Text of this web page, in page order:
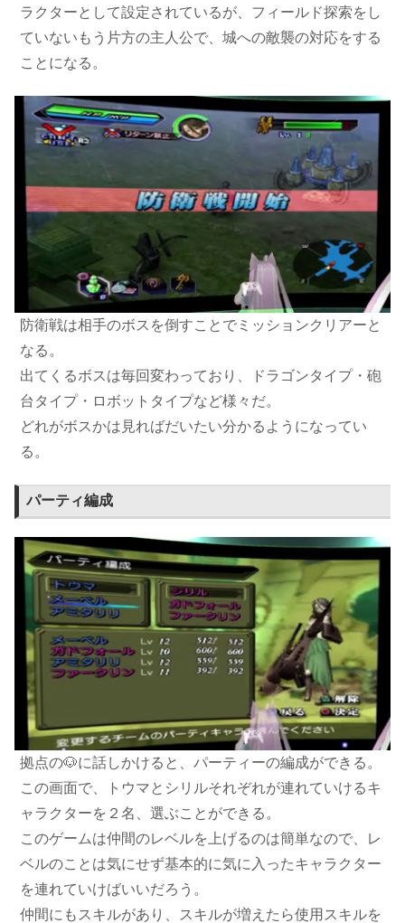
ラクターとして設定されているが、フィールド探索をし
ていないもう片方の主人公で、城への敵襲の対応をする
ことになる。
防衛戦は相手のボスを倒すことでミッションクリアーと
なる。
出てくるボスは毎回変わっており、ドラゴンタイプ・砲
台タイプ・ロボットタイプなど様々だ。
どれがボスかは見ればだいたい分かるようになってい
る。
パーティ編成
拠点の🐶に話しかけると、パーティーの編成ができる。
この画面で、トウマとシリルそれぞれが連れていけるキ
ャラクターを２名、選ぶことができる。
このゲームは仲間のレベルを上げるのは簡単なので、レ
ベルのことは気にせず基本的に気に入ったキャラクター
を連れていけばいいだろう。
仲間にもスキルがあり、スキルが増えたら使用スキルを